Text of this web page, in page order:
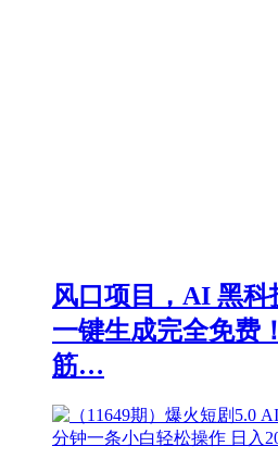
风口项目，AI 黑科
一键生成完全免费
筋…